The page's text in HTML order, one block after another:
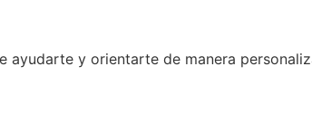
ayudarte y orientarte de manera